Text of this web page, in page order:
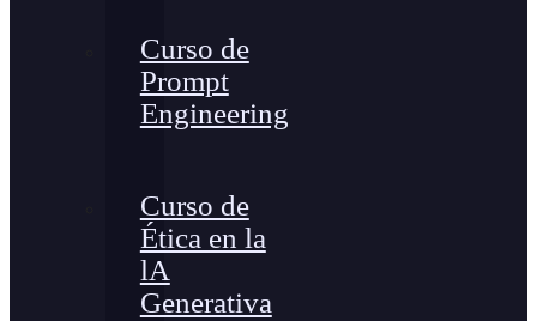
Curso de
Prompt
Engineering
Curso de
Ética en la
lA
Generativa